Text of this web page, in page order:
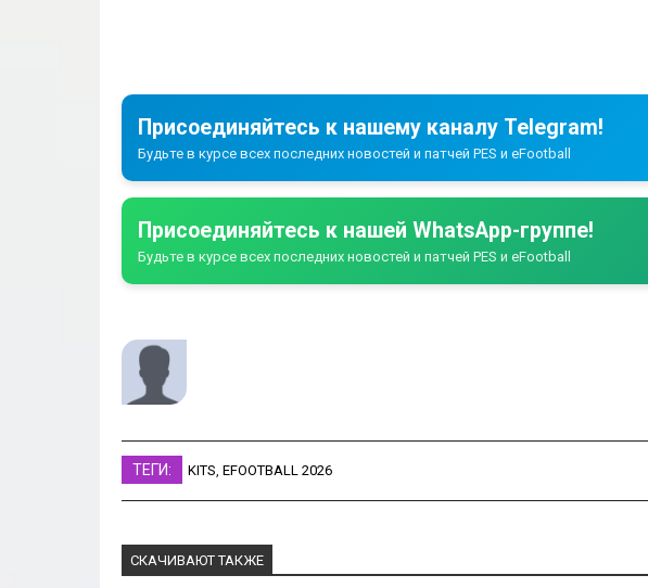
Присоединяйтесь к нашему каналу Telegram!
Будьте в курсе всех последних новостей и патчей PES и eFootball
Присоединяйтесь к нашей WhatsApp-группе!
Будьте в курсе всех последних новостей и патчей PES и eFootball
ТЕГИ: KITS, EFOOTBALL 2026
СКАЧИВАЮТ ТАКЖЕ